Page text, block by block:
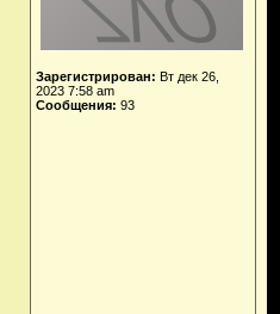
Зарегистрирован: Вт дек 26,
2023 7:58 am
Сообщения: 93